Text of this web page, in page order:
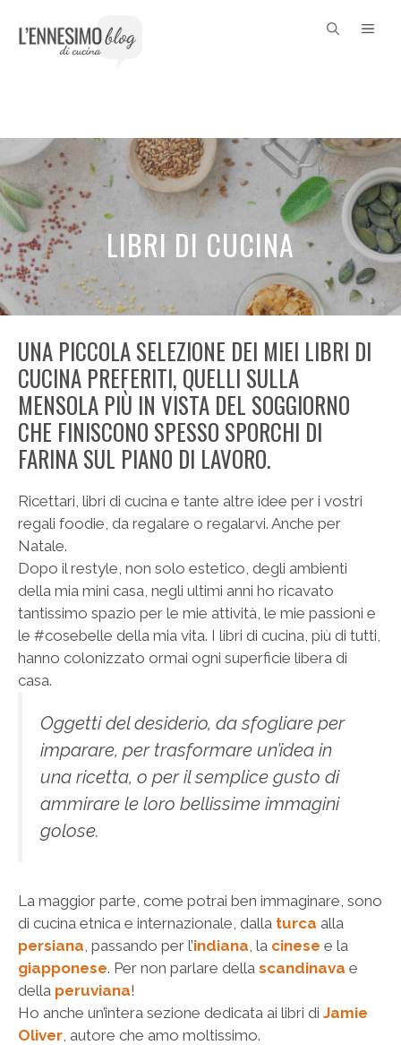
contenuto
LIBRI DI CUCINA
UNA PICCOLA SELEZIONE DEI MIEI LIBRI DI
CUCINA PREFERITI, QUELLI SULLA
MENSOLA PIÙ IN VISTA DEL SOGGIORNO
CHE FINISCONO SPESSO SPORCHI DI
FARINA SUL PIANO DI LAVORO.
Ricettari, libri di cucina e tante altre idee per i vostri
regali foodie, da regalare o regalarvi. Anche per
Natale.
Dopo il restyle, non solo estetico, degli ambienti
della mia mini casa, negli ultimi anni ho ricavato
tantissimo spazio per le mie attività, le mie passioni e
le #cosebelle della mia vita. I libri di cucina, più di tutti,
hanno colonizzato ormai ogni superficie libera di
casa.
Oggetti del desiderio, da sfogliare per
imparare, per trasformare un’idea in
una ricetta, o per il semplice gusto di
ammirare le loro bellissime immagini
golose.
La maggior parte, come potrai ben immaginare, sono
di cucina etnica e internazionale, dalla turca alla
persiana , passando per l’indiana , la cinese e la
giapponese. Per non parlare della scandinava e
della peruviana!
Ho anche un’intera sezione dedicata ai libri di Jamie
Oliver , autore che amo moltissimo.